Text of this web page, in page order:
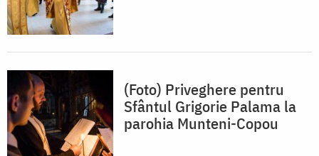
(Foto) Priveghere pentru
Sfântul Grigorie Palama la
parohia Munteni-Copou